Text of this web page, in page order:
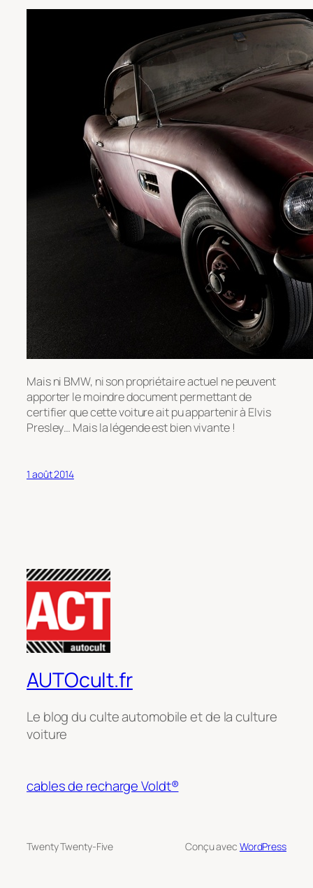
Mais ni BMW, ni son propriétaire actuel ne peuvent
apporter le moindre document permettant de
certifier que cette voiture ait pu appartenir à Elvis
Presley… Mais la légende est bien vivante !
1 août 2014
AUTOcult.fr
Le blog du culte automobile et de la culture
voiture
cables de recharge Voldt®
Twenty Twenty-Five Conçu avec WordPress